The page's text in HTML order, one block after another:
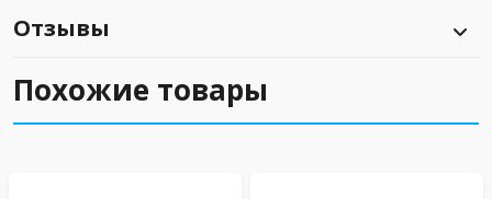
Отзывы
Похожие товары